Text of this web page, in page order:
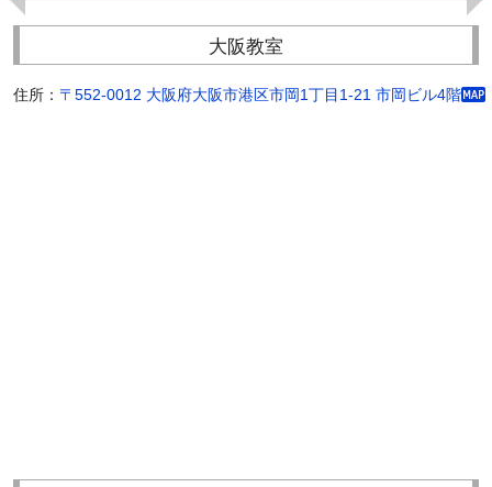
大阪教室
住所： 〒552-0012 大阪府大阪市港区市岡1丁目1-21 市岡ビル4階